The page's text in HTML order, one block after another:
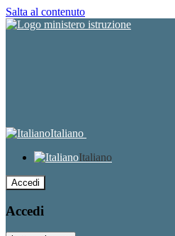
Salta al contenuto
Italiano
Italiano
Accedi
Accedi